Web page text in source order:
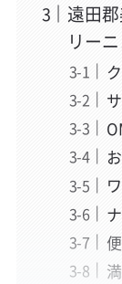
遠田
リー